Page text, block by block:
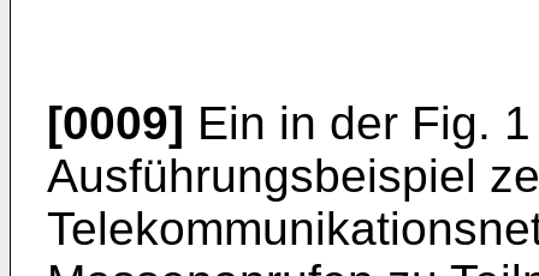
[0009] Ein in der Fig.
Ausführungsbeispiel